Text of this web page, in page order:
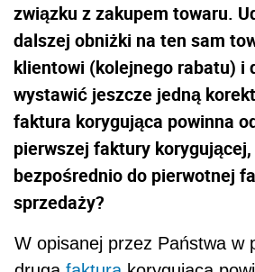
związku z zakupem towaru.
dalszej obniżki na ten sam
klientowi (kolejnego rabatu) i
wystawić jeszcze jedną
faktura korygująca powinna
pierwszej faktury
bezpośrednio do pierwotnej
sprzedaży?
W opisanej przez Państwa w